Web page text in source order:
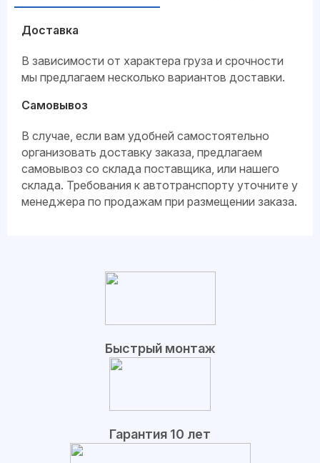
Доставка
В зависимости от характера груза и срочности
мы предлагаем несколько вариантов доставки.
Самовывоз
В случае, если вам удобней самостоятельно
организовать доставку заказа, предлагаем
самовывоз со склада поставщика, или нашего
склада. Требования к автотранспорту уточните у
менеджера по продажам при размещении заказа.
Быстрый монтаж
Гарантия 10 лет